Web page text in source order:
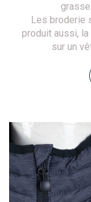
Les broderie
produit aussi,
sur un